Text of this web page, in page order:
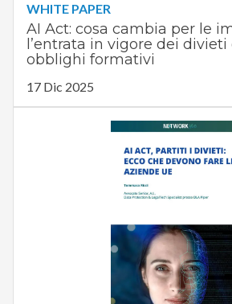
WHITE PAPER
AI Act: cosa cambia per le
l’entrata in vigore dei divieti
obblighi formativi
17 Dic 2025